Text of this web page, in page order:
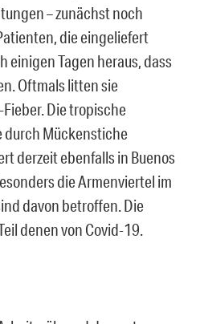
– zunächst noch
die eingeliefert
einigen Tagen heraus, dass
Oftmals litten sie
Die tropische
Mückenstiche
derzeit ebenfalls in Buenos
die Armenviertel im
davon betroffen. Die
denen von Covid-19.